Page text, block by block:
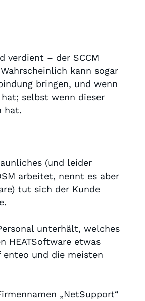
verdient – der SCCM
kann sogar
bringen, und wenn
selbst wenn dieser
hat.
(und leider
arbeitet, nennt es aber
tut sich der Kunde
unterhält, welches
HEATSoftware etwas
enteo und die meisten
„NetSupport“